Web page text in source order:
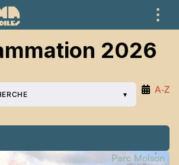
⋮
2026
A‑Z
Parc Molson